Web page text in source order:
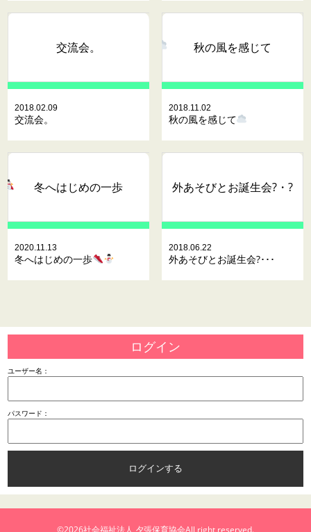
交流会。
2018.02.09
交流会。
秋の風を感じて
2018.11.02
秋の風を感じて
冬へはじめの一歩
2020.11.13
冬へはじめの一歩
外あそびとお誕生会?・?
2018.06.22
外あそびとお誕生会?･･･
ログイン
ユーザー名：
パスワード：